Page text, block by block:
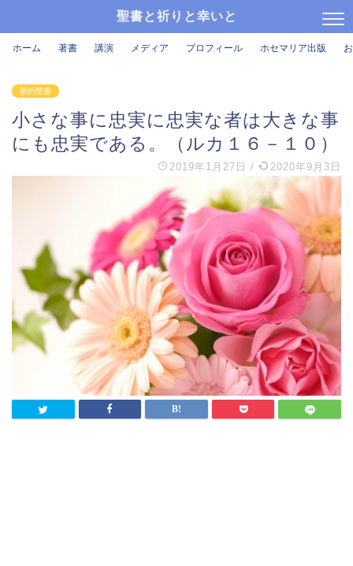
聖書と祈りと幸いと
ホーム 著書 講演 メディア プロフィール ホセマリア出版
新約聖書
小さな事に忠実に忠実な者は大きな事
にも忠実である。（ルカ１６－１０）
2019年1月27日 / 2020年9月3日